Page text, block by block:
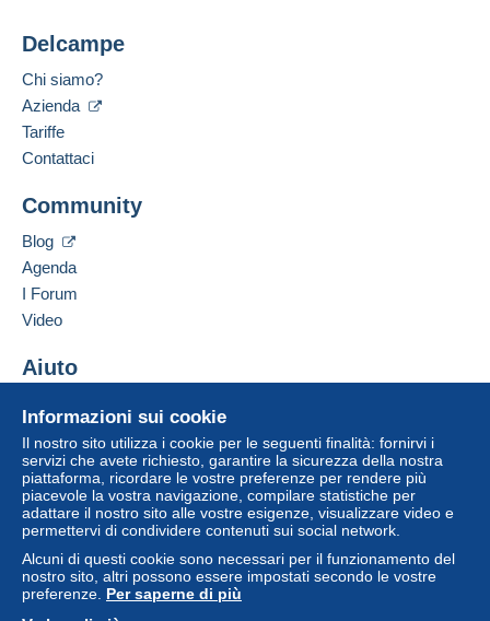
Informazioni sui cookie
Il nostro sito utilizza i cookie per le seguenti finalità: fornirvi i
servizi che avete richiesto, garantire la sicurezza della nostra
piattaforma, ricordare le vostre preferenze per rendere più
piacevole la vostra navigazione, compilare statistiche per
adattare il nostro sito alle vostre esigenze, visualizzare video e
permettervi di condividere contenuti sui social network.
Alcuni di questi cookie sono necessari per il funzionamento del
nostro sito, altri possono essere impostati secondo le vostre
preferenze. Per saperne di più
Delcampe
Chi siamo?
Azienda
Tariffe
Contattaci
Community
Blog
Agenda
I Forum
Video
Aiuto
Acquistare su Delcampe
Vendere su Delcampe
Un sito sicuro